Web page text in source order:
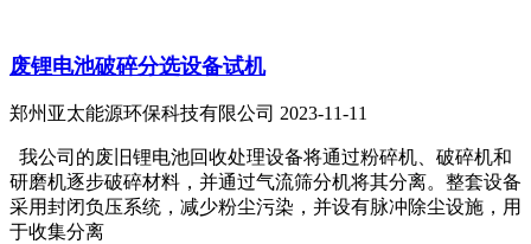
废锂电池破碎分选设备试机
郑州亚太能源环保科技有限公司 2023-11-11
我公司的废旧锂电池回收处理设备将通过粉碎机、破碎机和
研磨机逐步破碎材料，并通过气流筛分机将其分离。整套设备
采用封闭负压系统，减少粉尘污染，并设有脉冲除尘设施，用
于收集分离